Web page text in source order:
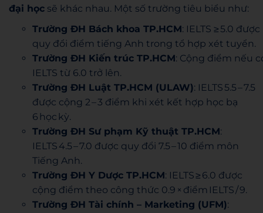
đại học sẽ khác nhau. Một số trường tiêu biểu như:
Trường ĐH Bách khoa TP.HCM: IELTS ≥ 5.0 được
quy đổi điểm tiếng Anh trong tổ hợp xét tuyển.
Trường ĐH Kiến trúc TP.HCM: Cộng điểm nếu
IELTS từ 6.0 trở lên.
Trường ĐH Luật TP.HCM (ULAW): IELTS 5.5 – 7.5
được cộng 2 – 3 điểm khi xét kết hợp học bạ
6 học kỳ.
Trường ĐH Sư phạm Kỹ thuật TP.HCM:
IELTS 4.5 – 7.0 được quy đổi 7.5 – 10 điểm môn
Tiếng Anh.
Trường ĐH Y Dược TP.HCM: IELTS ≥ 6.0 được
cộng điểm theo công thức 0.9 × điểm IELTS / 9.
Trường ĐH Tài chính – Marketing (UFM):